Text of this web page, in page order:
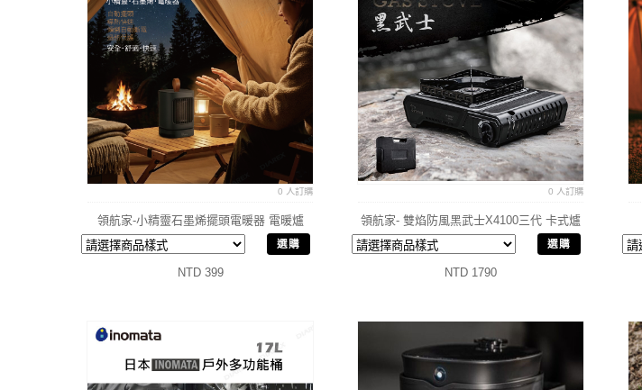
0 人訂購
領航家-小精靈石墨烯擺頭電暖器 電暖爐
選購
NTD 399
0 人訂購
領航家- 雙焰防風黑武士X4100三代 卡式爐
瓦斯爐
選購
NTD 1790